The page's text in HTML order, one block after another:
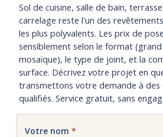
Sol de cuisine, salle de bain,
carrelage reste l'un des
les plus polyvalents. Les prix de
sensiblement selon le format
mosaïque), le type de joint, et la
surface. Décrivez votre projet en
transmettons votre demande à des
qualifiés. Service gratuit, sans
Votre nom*